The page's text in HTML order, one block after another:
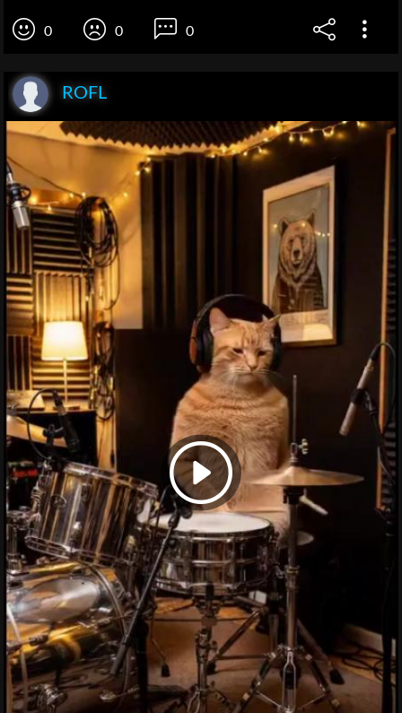
0 0 0
ROFL